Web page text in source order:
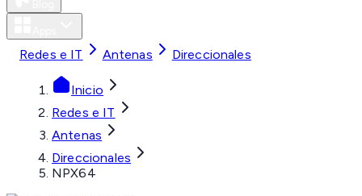
Redes e IT Antenas Direccionales
Inicio
Redes e IT
Antenas
Direccionales
NPX64